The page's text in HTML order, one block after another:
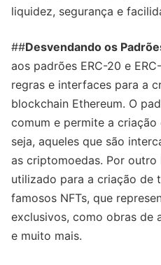
liquidez, segurança e
##Desvendando os
aos padrões ERC-20 e
regras e interfaces para a
blockchain Ethereum. O
comum e permite a
seja, aqueles que são
as criptomoedas. Por outro
utilizado para a criação de
famosos NFTs, que
exclusivos, como obras de
e muito mais.